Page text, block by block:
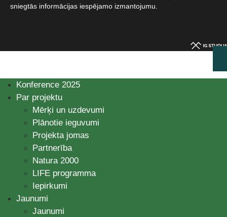
sniegtās informācijas iespējamo izmantojumu.​
Konference 2025
Par projektu
Mērķi un uzdevumi
Plānotie ieguvumi
Projekta jomas
Partnerība
Natura 2000
LIFE programma
Iepirkumi
Jaunumi
Jaunumi